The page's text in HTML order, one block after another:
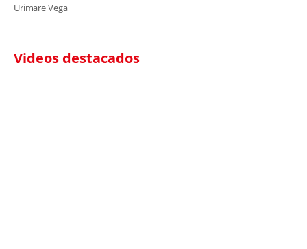
Urimare Vega
Videos destacados